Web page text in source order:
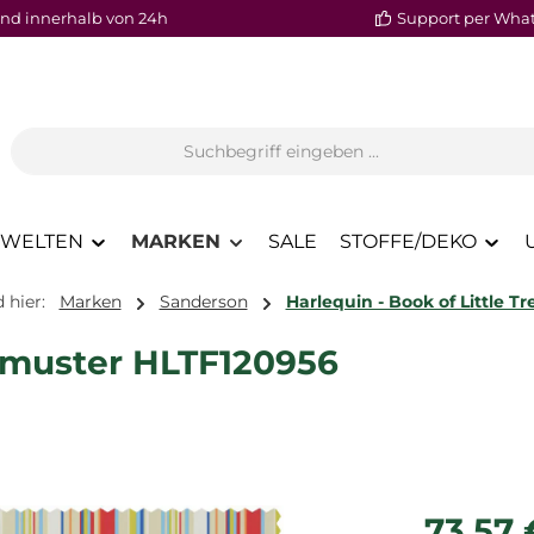
innerhalb von 24h Support per
MARKEN SALE STOFFE/DEKO
hier: Marken Sanderson Harlequin - Book of Little
HLTF120956
Regulärer